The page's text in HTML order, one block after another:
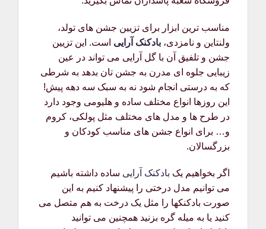
مناسب ترین ابزار برای تزیین جشن های تولد،
ولنتاین و نامزدی، بادکنک آرایی است. این تزیین
جشن و تلفیق آن با گل آرایی می تواند در عین
زیبایی جلوه ای مدرن به جشن تان بدهد به شرطی
که به درستی انجام شود نه به سبک سه دهه پیش!
این روزها انواع مختلف ساده و هلیومی وجود دارد
در طرح ها و مدل های مختلف مثل پولکی، کروم
و… برای انواع جشن های مناسب کودکان و
بزرگسالان.
اگر بخواهیم یک بادکنک آرایی ساده داشته باشیم
می توانیم مدل درختی را پیشنهاد کنیم به این
صورت بادکنکها را مثل یک درخت به هم متصل می
کنید یا به میله گره بزنید همچنین می توانید